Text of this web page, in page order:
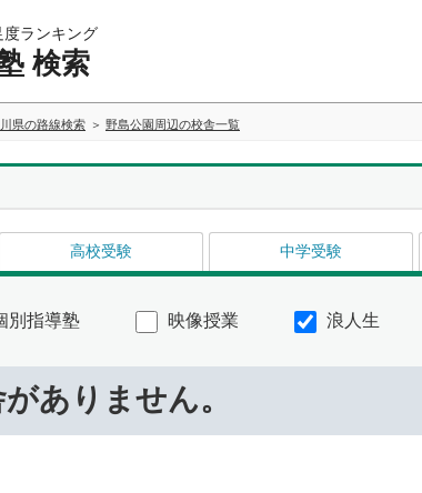
度ランキング
検索
県の路線検索 野島公園周辺の校舎一覧
高校受験 中学受験
別指導塾 映像授業 浪人生
ありません。